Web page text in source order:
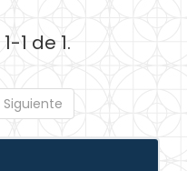
1 de 1.
Siguiente